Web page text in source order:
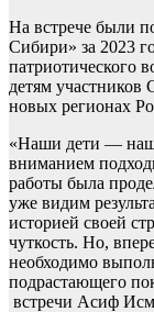
На встрече были
Сибири» за 2023
патриотического
детям
новых регионах
«Наши дети —
вниманием
работы была
уже видим
историей своей
чуткость. Но,
необходимо
подрастающего
встречи Асиф